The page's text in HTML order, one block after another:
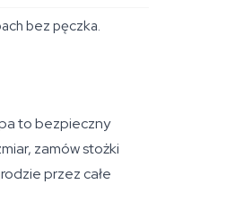
bez pęczka.
to bezpieczny
zamów stożki
przez całe